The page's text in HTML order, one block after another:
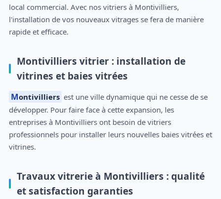
local commercial. Avec nos vitriers à Montivilliers,
l'installation de vos nouveaux vitrages se fera de manière
rapide et efficace.
Montivilliers vitrier : installation de
vitrines et baies vitrées
Montivilliers est une ville dynamique qui ne cesse de se
développer. Pour faire face à cette expansion, les
entreprises à Montivilliers ont besoin de vitriers
professionnels pour installer leurs nouvelles baies vitrées et
vitrines.
Travaux vitrerie à Montivilliers : qualité
et satisfaction garanties